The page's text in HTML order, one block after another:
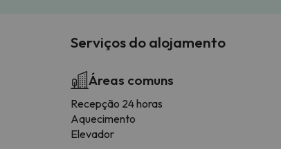
Serviços do alojamento
Áreas comuns
Recepção 24 horas
Aquecimento
Elevador